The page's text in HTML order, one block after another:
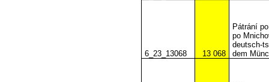
6_23_13068 13 068
Pátrání
po
deutsch-
dem